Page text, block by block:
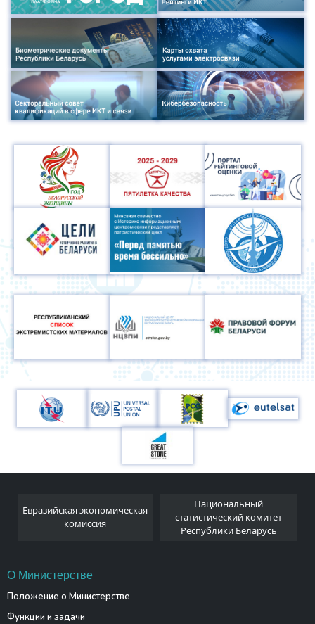
Евразийская экономическая
комиссия
Национальный
статистический комитет
Республики Беларусь
О Министерстве
Положение о Министерстве
Функции и задачи